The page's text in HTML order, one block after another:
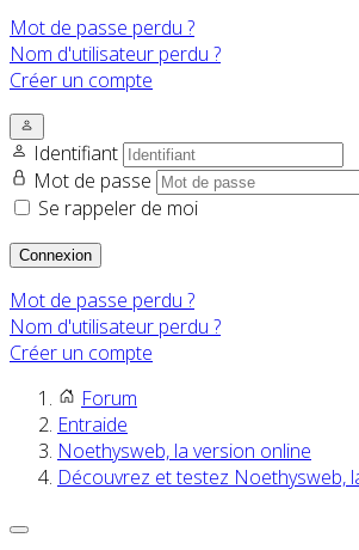
Mot de passe perdu ?
Nom d'utilisateur perdu ?
Créer un compte
Identifiant
Mot de passe
Se rappeler de moi
Connexion
Mot de passe perdu ?
Nom d'utilisateur perdu ?
Créer un compte
Forum
Entraide
Noethysweb, la version online
Découvrez et testez Noethysweb,